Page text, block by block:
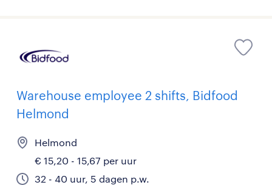
Warehouse employee 2 shifts, Bidfood
Helmond
Helmond
€ 15,20 - 15,67 per uur
32 - 40 uur, 5 dagen p.w.